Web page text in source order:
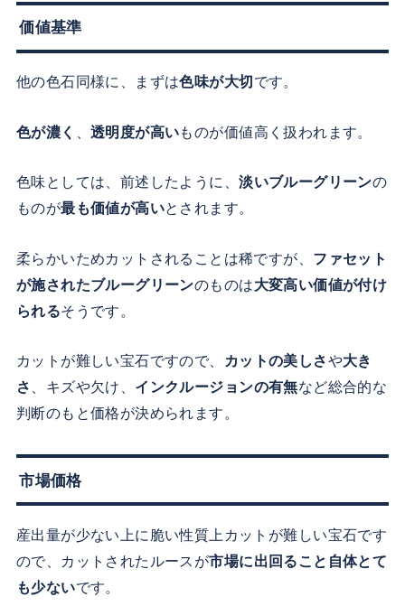
価値基準
他の色石同様に、まずは色味が大切 です。
色が濃く 透明度が高いものが価値高く扱われます。
色味としては、前述したように、淡いブルーグリーンの
ものが最も価値が高いとされます。
柔らかいためカットされることは稀ですが、 ファセット
が施されたブルーグリーンのものは大変高い価値が付け
られるそうです。
カットが難しい宝石ですので、 カットの美しさや大き
さ
、キズや欠け、 インクルージョンの有無など総合的な
判断のもと価格が決められます。
市場価格
産出量が少ない上に脆い性質上カットが難しい宝石です
ので、カットされたルースが市場に出回ること自体とて
も少ないです。